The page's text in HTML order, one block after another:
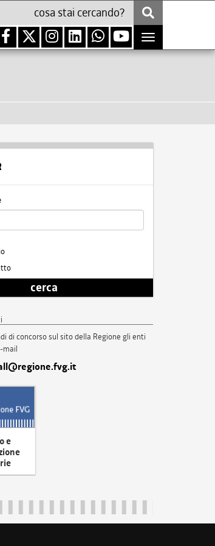
Toggle
navigation
cerca
di concorso sul sito della Regione gli enti
mail
e